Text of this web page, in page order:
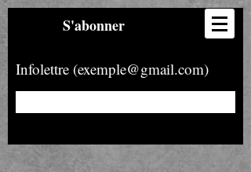
S'abonner
Infolettre (exemple@gmail.com)